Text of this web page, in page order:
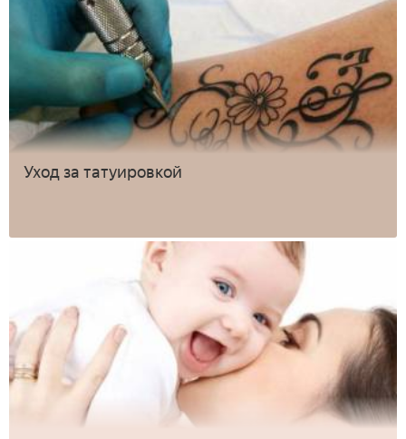
Уход за татуировкой